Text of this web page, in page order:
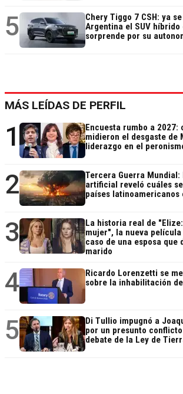
5
Chery Tiggo 7 CSH: ya
Argentina el SUV
sorprende por su
MÁS LEÍDAS DE PERFIL
1
Encuesta rumbo a
midieron el desgaste de
liderazgo en el
2
Tercera Guerra
artificial reveló cuáles
países
3
La historia real de
mujer", la nueva
caso de una esposa que
marido
4
Ricardo Lorenzetti se
sobre la inhabilitación
5
Di Tullio impugnó a
por un presunto
debate de la Ley de